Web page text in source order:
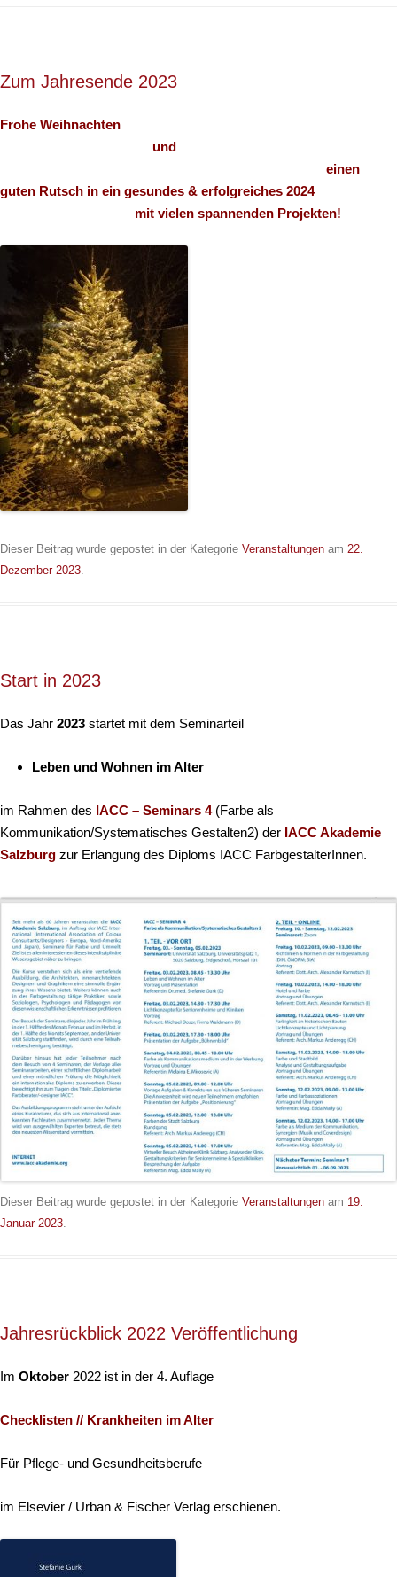
Zum Jahresende 2023
Frohe Weihnachten
und
einen
guten Rutsch in ein gesundes & erfolgreiches 2024
mit vielen spannenden Projekten!
Dieser Beitrag wurde gepostet in der Kategorie Veranstaltungen am 22.
Dezember 2023.
Start in 2023
Das Jahr 2023 startet mit dem Seminarteil
Leben und Wohnen im Alter
im Rahmen des IACC – Seminars 4(Farbe als
Kommunikation/Systematisches Gestalten2) der IACC Akademie
Salzburg zur Erlangung des Diploms IACC FarbgestalterInnen.
Dieser Beitrag wurde gepostet in der Kategorie Veranstaltungen am 19.
Januar 2023.
Jahresrückblick 2022 Veröffentlichung
Im Oktober 2022 ist in der 4. Auflage
Checklisten // Krankheiten im Alter
Für Pflege- und Gesundheitsberufe
im Elsevier / Urban & Fischer Verlag erschienen.